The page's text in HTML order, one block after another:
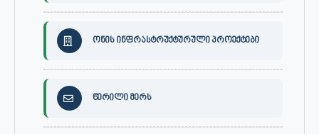
ონის ინფრასტრუქტურული პროექტები
წერილი მერს